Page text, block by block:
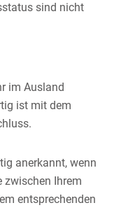
sind nicht
im Ausland
ist mit dem
anerkannt, wenn
zwischen Ihrem
entsprechenden